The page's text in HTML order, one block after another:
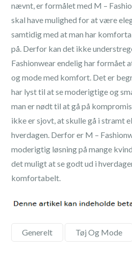
nævnt, er formålet med M –
skal have mulighed for at være
samtidig med at man har
på. Derfor kan det ikke
Fashionwear endelig har formået
og mode med komfort. Det er
har lyst til at se moderigtige og
man er nødt til at gå på
ikke er sjovt, at skulle gå i stramt
hverdagen. Derfor er M –
moderigtig løsning på mange
det muligt at se godt ud i
komfortabelt.
Generelt Tøj Og Mode